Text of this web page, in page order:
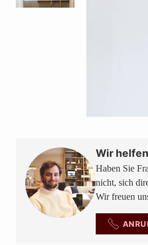
Wir
Haben Sie
nicht, sich
Wir freuen